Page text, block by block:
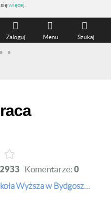
więcej
Szukaj
Menu
Zaloguj
» »
2933 Komentarze: 0
Kujawsko-Pomorska Szkoła Wyższa w Bydgoszczy